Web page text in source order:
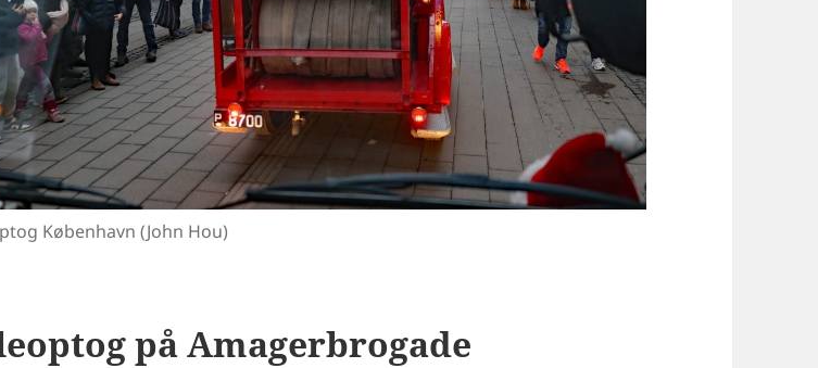
København (John Hou)
på Amagerbrogade